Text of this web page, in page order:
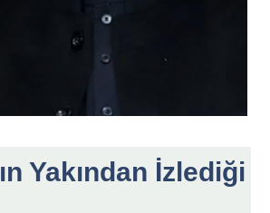
Yakından İzlediği